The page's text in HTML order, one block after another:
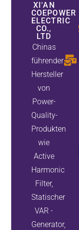
XI'AN
COEPOWER
ELECTRIC
CO.,
LTD
Chinas
führender
Hersteller
von
Power-
Quality-
Produkten
wie
Active
Harmonic
Filter,
Statischer
VAR -
Generator,